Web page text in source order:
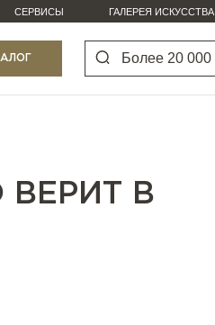
СЕРВИСЫ ГАЛЕРЕЯ ИСКУССТВА
ВЕРИТ В